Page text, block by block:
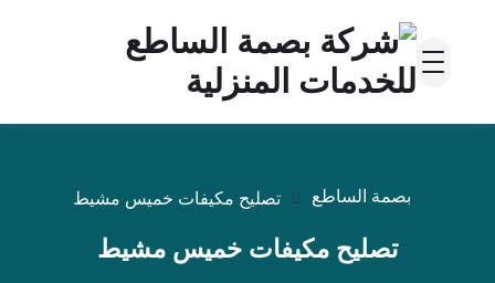
بصمة الساطع تصليح مكيفات خميس مشيط
تصليح مكيفات خميس مشيط